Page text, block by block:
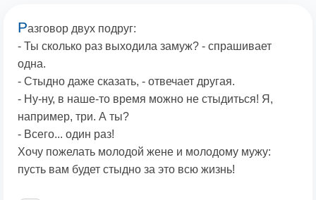
Разговор двух подруг:
- Ты сколько раз выходила замуж? - спрашивает
одна.
- Стыдно даже сказать, - отвечает другая.
- Ну-ну, в наше-то время можно не стыдиться! Я,
например, три. А ты?
- Всего... один раз!
Хочу пожелать молодой жене и молодому мужу:
пусть вам будет стыдно за это всю жизнь!